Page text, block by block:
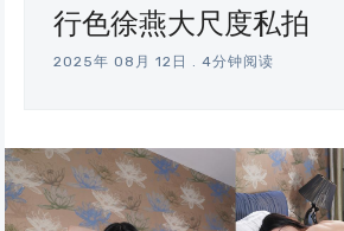
行色徐燕大尺度私拍
2025年 08月 12日 4分钟阅读